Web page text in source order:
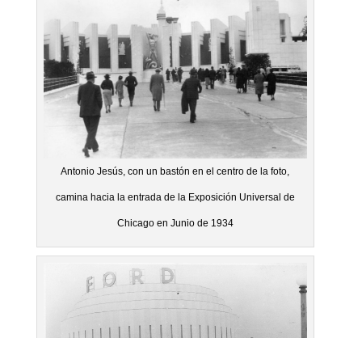
Antonio Jesús, con un bastón en el centro de la foto,
camina hacia la entrada de la Exposición Universal de
Chicago en Junio de 1934